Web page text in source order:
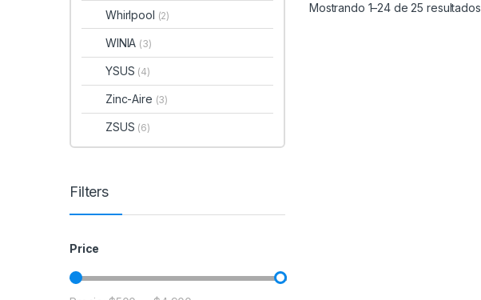
Mostrando 1–24 de 25 resultados
Whirlpool (2)
WINIA (3)
YSUS (4)
Zinc-Aire (3)
ZSUS (6)
Filters
Price